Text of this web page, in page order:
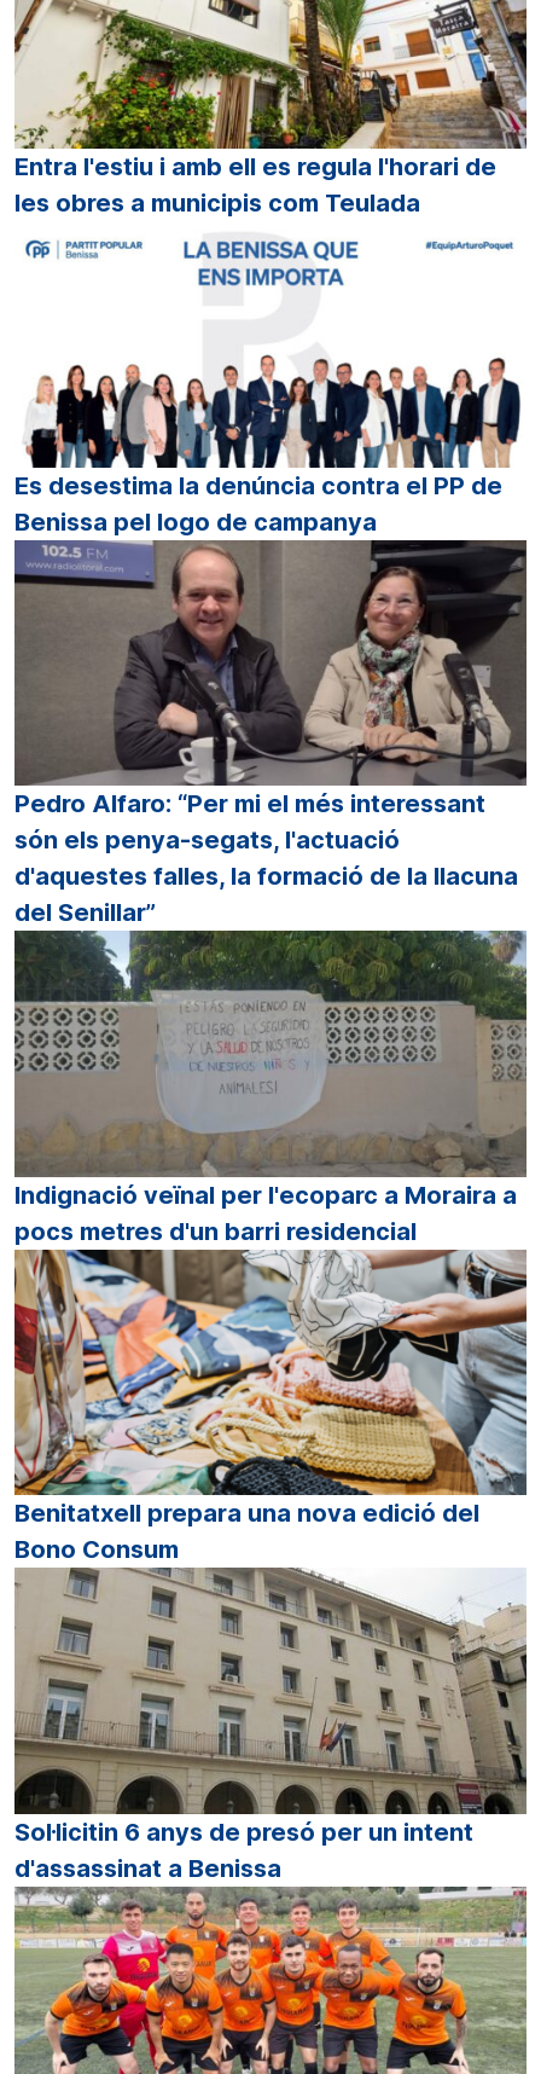
Entra l'estiu i amb ell es regula l'horari de
les obres a municipis com Teulada
Es desestima la denúncia contra el PP de
Benissa pel logo de campanya
Pedro Alfaro: “Per mi el més interessant
són els penya-segats, l'actuació
d'aquestes falles, la formació de la llacuna
del Senillar”
Indignació veïnal per l'ecoparc a Moraira a
pocs metres d'un barri residencial
Benitatxell prepara una nova edició del
Bono Consum
Sol·licitin 6 anys de presó per un intent
d'assassinat a Benissa